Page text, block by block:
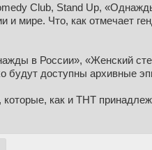
Club, Stand Up,
и мире. Что, как отмечает
в России», «Женский
будут доступны архивные
которые, как и ТНТ